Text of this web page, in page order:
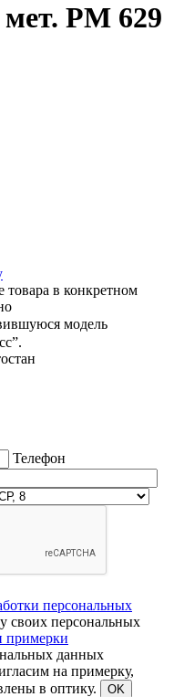
PM 629
в конкретном
модель
Телефон
персональных
своих персональных
примерки
данных
на примерку,
в оптику.
OK